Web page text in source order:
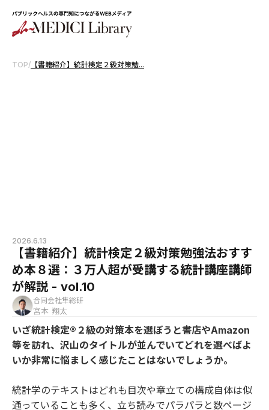
TOP/ 【書籍紹介】統計検定２級対策勉...
2026.6.13
【書籍紹介】統計検定２級対策勉強法おすす
め本８選：３万人超が受講する統計講座講師
が解説 - vol.10
合同会社隼総研
宮本 翔太
いざ統計検定®２級の対策本を選ぼうと書店やAmazon
等を訪れ、沢山のタイトルが並んでいてどれを選べばよ
いか非常に悩ましく感じたことはないでしょうか。
統計学のテキストはどれも目次や章立ての構成自体は似
通っていることも多く、立ち読みでパラパラと数ページ